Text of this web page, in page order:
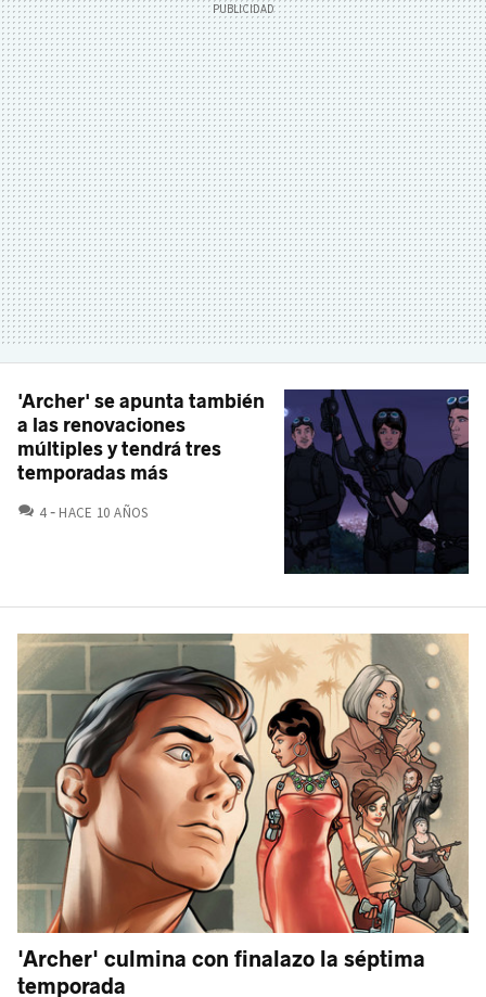
'Archer' se apunta también
a las renovaciones
múltiples y tendrá tres
temporadas más
4 COMENTARIOS
HACE 10 AÑOS
'Archer' culmina con finalazo la séptima
temporada